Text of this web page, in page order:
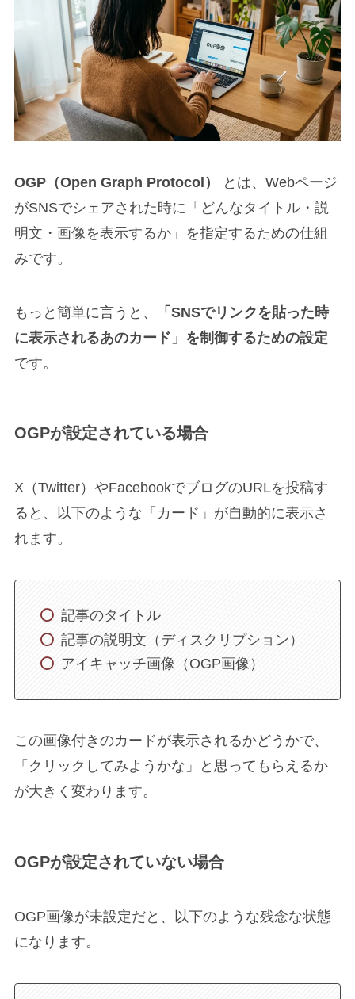
OGP（Open Graph Protocol）
とは、Webページ
がSNSでシェアされた時に「どんなタイトル・説
明文・画像を表示するか」を指定するための仕組
みです。
もっと簡単に言うと、
「SNSでリンクを貼った時
に表示されるあのカード」を制御するための設定
です。
OGPが設定されている場合
X（Twitter）やFacebookでブログのURLを投稿す
ると、以下のような「カード」が自動的に表示さ
れます。
記事のタイトル
記事の説明文（ディスクリプション）
アイキャッチ画像（OGP画像）
この画像付きのカードが表示されるかどうかで、
「クリックしてみようかな」と思ってもらえるか
が大きく変わります。
OGPが設定されていない場合
OGP画像が未設定だと、以下のような残念な状態
になります。